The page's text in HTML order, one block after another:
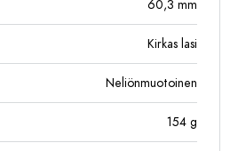
60,3 mm
Kirkas lasi
Neliönmuotoinen
154 g